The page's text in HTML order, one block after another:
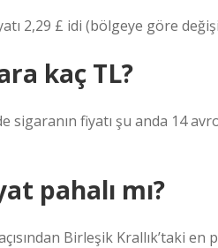
2,29 £ idi (bölgeye göre
kaç TL?
sigaranın fiyatı şu anda 14
pahalı mı?
Birleşik Krallık’taki